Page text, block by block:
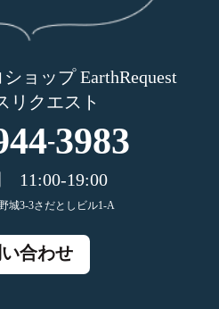
ョップ EarthRequest
リクエスト
-3983
11:00-19:00
城3-3さだとしビル1-A
合わせ